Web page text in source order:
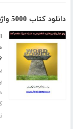
دانلود کتاب 5000 واژه پرکابرد انگلیسی به همراه تعریف مختصر